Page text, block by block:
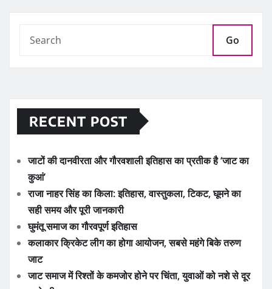
Go
RECENT POST
जाटों की दानवीरता और गौरवशाली इतिहास का प्रतीक है ‘जाट का
कुआं’
राजा नाहर सिंह का किला: इतिहास, वास्तुकला, टिकट, घूमने का
सही समय और पूरी जानकारी
घुमंतू समाज का गौरवपूर्ण इतिहास
कलाकार क्रिकेट लीग का होगा आयोजन, सबसे महंगे बिके तरुण
जाट
जाट समाज में रिश्तों के कमजोर होने पर चिंता, युवाओं को नशे से दूर